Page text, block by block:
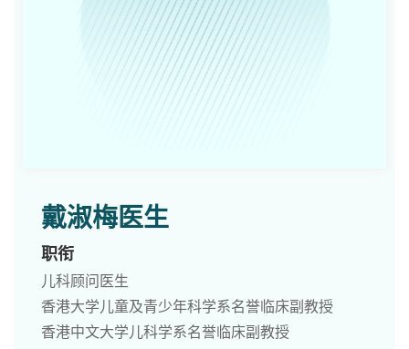
戴淑梅医生
职衔
儿科顾问医生
香港大学儿童及青少年科学系名誉临床副教授
香港中文大学儿科学系名誉临床副教授